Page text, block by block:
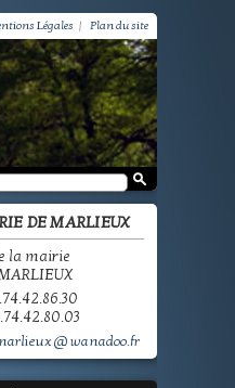
Légales | Plan du site
DE MARLIEUX
la mairie
PUBLIQUE - INFORMATIONS
ENFANCE
PRIVÉE